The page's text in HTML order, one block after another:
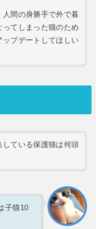
間の身勝手で外で暮
ってしまった猫のため
プデートしてほしい
ている保護猫は何頭
子猫10